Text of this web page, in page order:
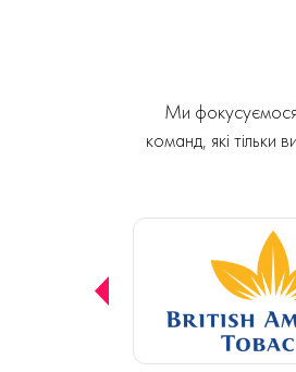
Ми фокусуємося
команд, які тільки